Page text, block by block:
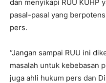
dan menyikapi RUU KUHP
pasal-pasal yang
pers.
“Jangan sampai RUU ini
masalah untuk kebebasan
juga ahli hukum pers dan